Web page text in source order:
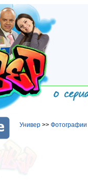
Универ >>